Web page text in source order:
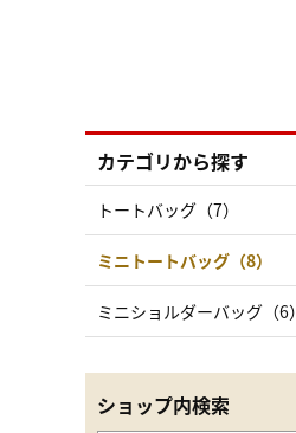
カテゴリから探す
トートバッグ（7）
ミニトートバッグ（8）
ミニショルダーバッグ（6）
ショップ内検索